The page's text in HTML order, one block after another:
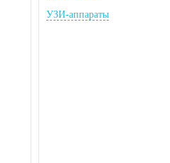
УЗИ-аппараты